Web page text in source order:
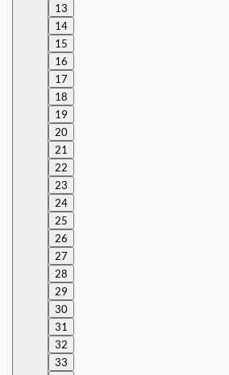
13
14
15
16
17
18
19
20
21
22
23
24
25
26
27
28
29
30
31
32
33